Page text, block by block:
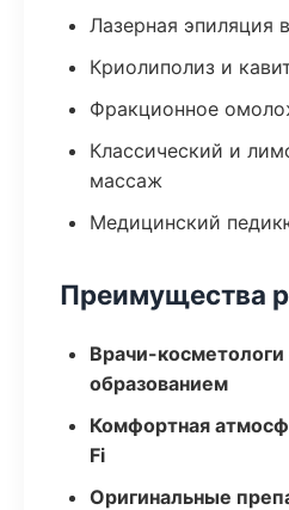
Лазерная эпиляция
Криолиполиз и
Фракционное
Классический и
массаж
Медицинский
Преимущества
Врачи-
образованием
Комфортная
Fi
Оригинальные